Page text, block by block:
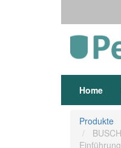
Home
Produkte